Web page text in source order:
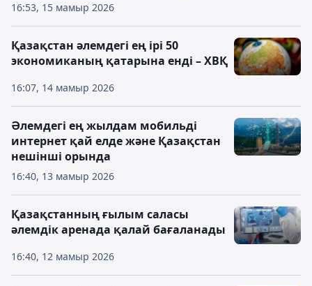
16:53, 15 мамыр 2026
16:07, 14 мамыр 2026
Қазақстан әлемдегі ең ірі 50
экономиканың қатарына енді – ХВҚ
16:40, 13 мамыр 2026
Әлемдегі ең жылдам мобильді
интернет қай елде және Қазақстан
нешінші орында
16:40, 12 мамыр 2026
Қазақстанның ғылым саласы
әлемдік аренада қалай бағаланады